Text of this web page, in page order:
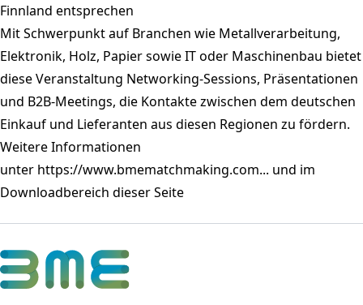
Finnland entsprechen
Mit Schwerpunkt auf Branchen wie Metallverarbeitung,
Elektronik, Holz, Papier sowie IT oder Maschinenbau bietet
diese Veranstaltung Networking-Sessions, Präsentationen
und B2B-Meetings, die Kontakte zwischen dem deutschen
Einkauf und Lieferanten aus diesen Regionen zu fördern.
Weitere Informationen
unter https://www.bmematchmaking.com... und im
Downloadbereich dieser Seite